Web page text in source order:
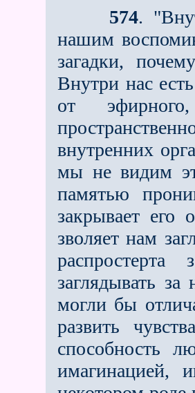
574.
нашим
загадки,
Внутри нас
от
внутренних
мы не видим
памятью
закрывает
зволяет нам
заглядывать
могли бы
развить
способность
имагинацией,